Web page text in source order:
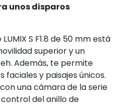
unos disparos
S F1.8 de 50 mm está
superior y un
Además, te permite
y paisajes únicos.
una cámara de la serie
control del anillo de